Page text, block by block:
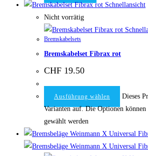
Schnellansicht
Nicht vorrätig
Bremskabelsets
Bremskabelset Fibrax rot
CHF 19.50
Ausführung wählen
Dieses
Varianten auf. Die Optionen
gewählt werden